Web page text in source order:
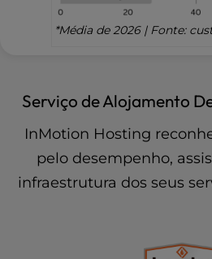
*Média de 2026 | Fonte:
Serviço de Alojamento
InMotion Hosting
pelo desempenho,
infraestrutura dos seus